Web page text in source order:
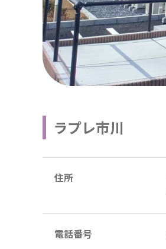
ラプレ市川
住所
電話番号